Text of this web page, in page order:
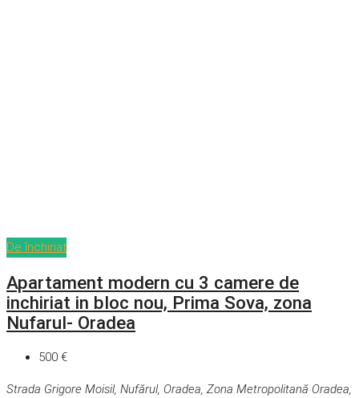
De închiriat
Apartament modern cu 3 camere de
inchiriat in bloc nou, Prima Sova, zona
Nufarul- Oradea
500 €
Strada Grigore Moisil, Nufărul, Oradea, Zona Metropolitană Oradea,